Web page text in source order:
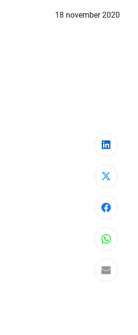
18 november 2020
Deel via
Deel via X
Deel via
Deel via
Delen via